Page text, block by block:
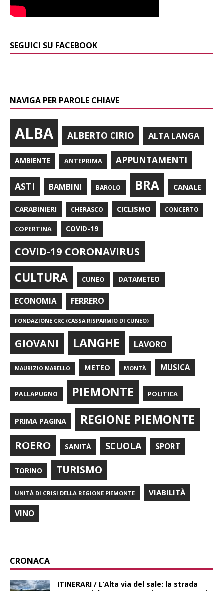
SEGUICI SU FACEBOOK
NAVIGA PER PAROLE CHIAVE
ALBA ALBERTO CIRIO ALTA LANGA
AMBIENTE ANTEPRIMA APPUNTAMENTI
ASTI BAMBINI BAROLO BRA CANALE
CARABINIERI CHERASCO CICLISMO CONCERTO
COPERTINA COVID-19
COVID-19 CORONAVIRUS
CULTURA CUNEO DATAMETEO
ECONOMIA FERRERO
FONDAZIONE CRC (CASSA RISPARMIO DI CUNEO)
GIOVANI LANGHE LAVORO
MAURIZIO MARELLO METEO MONTÀ MUSICA
PALLAPUGNO PIEMONTE POLITICA
PRIMA PAGINA REGIONE PIEMONTE
ROERO SANITÀ SCUOLA SPORT
TORINO TURISMO
UNITÀ DI CRISI DELLA REGIONE PIEMONTE VIABILITÀ
VINO
CRONACA
ITINERARI / L’Alta via del sale: la strada